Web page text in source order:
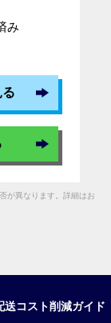
み
が異なります。詳細はお
コスト削減ガイド